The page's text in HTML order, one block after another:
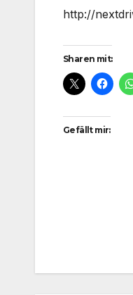
http://
Sharen mit:
Gefällt mir: